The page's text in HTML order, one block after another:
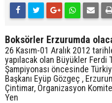
Boksörler Erzurumda
26 Kasım-01 Aralık 2012
yapılacak olan Büyükler Ferdi
Şampiyonası öncesinde
Başkanı Eyüp Gözgeç ,
Çintimar, Organizasyon
Yen